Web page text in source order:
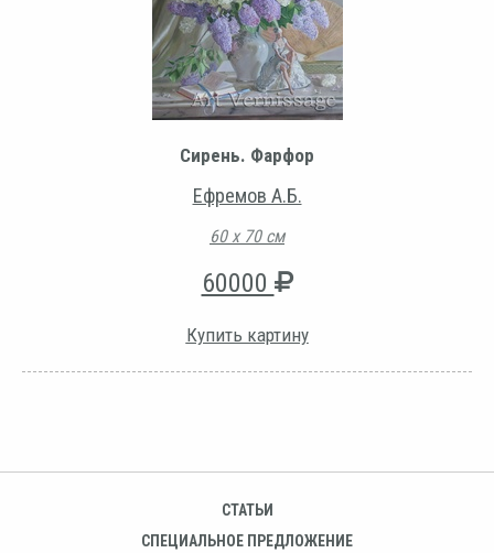
Сирень. Фарфор
Ефремов А.Б.
60 х 70 см
60000
Купить картину
СТАТЬИ
СПЕЦИАЛЬНОЕ ПРЕДЛОЖЕНИЕ